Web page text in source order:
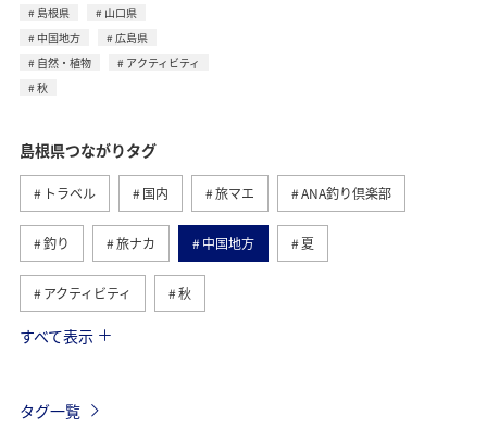
島根県
山口県
中国地方
広島県
自然・植物
アクティビティ
秋
島根県つながりタグ
トラベル 国内 旅マエ ANA釣り倶楽部
釣り 旅ナカ 中国地方 夏
アクティビティ 秋
京都府
すべて表示
タグ一覧